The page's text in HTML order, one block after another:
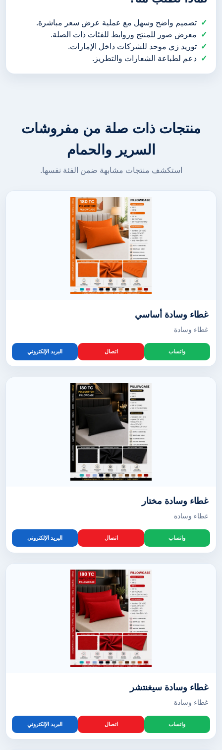
تصميم واضح وسهل مع عملية عرض سعر مباشرة.
معرض صور للمنتج وروابط للفئات ذات الصلة.
توريد زي موحد للشركات داخل الإمارات.
دعم لطباعة الشعارات والتطريز.
منتجات ذات صلة من مفروشات
السرير والحمام
استكشف منتجات مشابهة ضمن الفئة نفسها.
غطاء وسادة أساسي
غطاء وسادة
واتساب اتصال البريد الإلكتروني
غطاء وسادة مختار
غطاء وسادة
واتساب اتصال البريد الإلكتروني
غطاء وسادة سيغنتشر
غطاء وسادة
واتساب اتصال البريد الإلكتروني